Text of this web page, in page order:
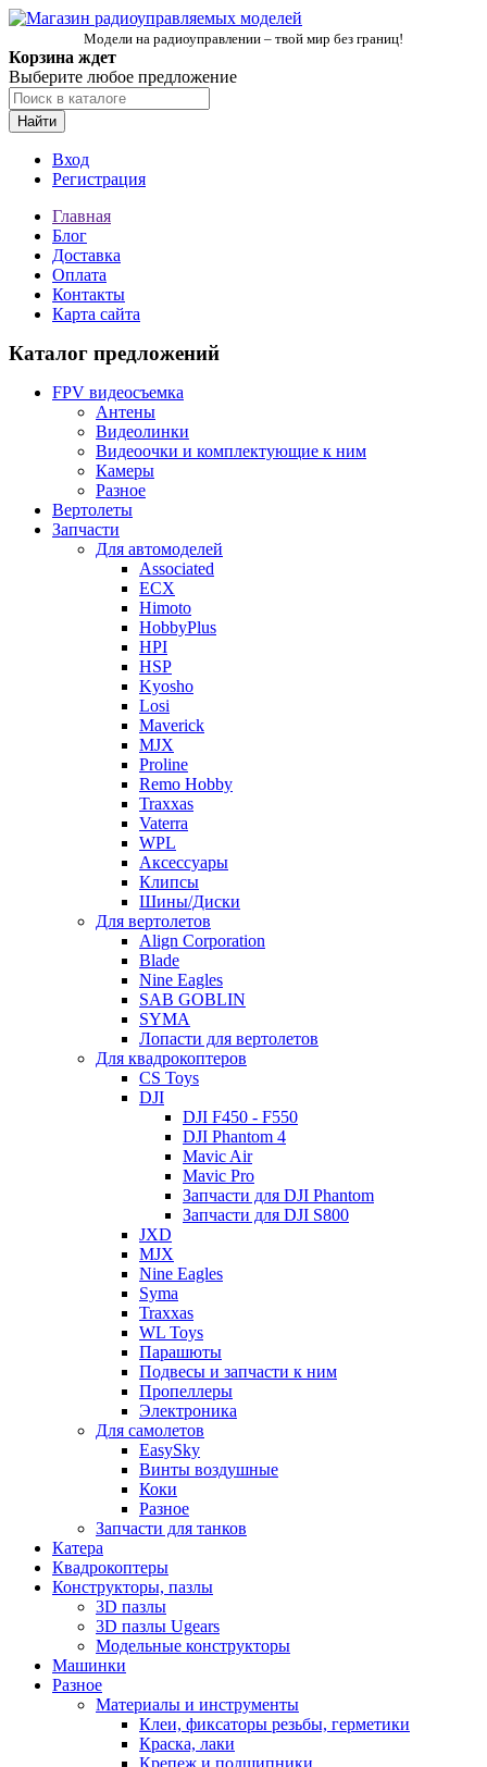
Модели на радиоуправлении – твой мир без границ!
Корзина ждет
Выберите любое предложение
Найти
Вход
Регистрация
Главная
Блог
Доставка
Оплата
Контакты
Карта сайта
Каталог предложений
FPV видеосъемка
Антены
Видеолинки
Видеоочки и комплектующие к ним
Камеры
Разное
Вертолеты
Запчасти
Для автомоделей
Associated
ECX
Himoto
HobbyPlus
HPI
HSP
Kyosho
Losi
Maverick
MJX
Proline
Remo Hobby
Traxxas
Vaterra
WPL
Аксессуары
Клипсы
Шины/Диски
Для вертолетов
Align Corporation
Blade
Nine Eagles
SAB GOBLIN
SYMA
Лопасти для вертолетов
Для квадрокоптеров
CS Toys
DJI
DJI F450 - F550
DJI Phantom 4
Mavic Air
Mavic Pro
Запчасти для DJI Phantom
Запчасти для DJI S800
JXD
MJX
Nine Eagles
Syma
Traxxas
WL Toys
Парашюты
Подвесы и запчасти к ним
Пропеллеры
Электроника
Для самолетов
EasySky
Винты воздушные
Коки
Разное
Запчасти для танков
Катера
Квадрокоптеры
Конструкторы, пазлы
3D пазлы
3D пазлы Ugears
Модельные конструкторы
Машинки
Разное
Материалы и инструменты
Клеи, фиксаторы резьбы, герметики
Краска, лаки
Крепеж и подшипники